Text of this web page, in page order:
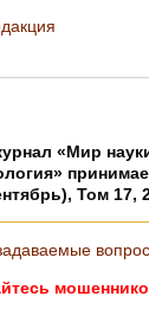
«Мир
Том 17,